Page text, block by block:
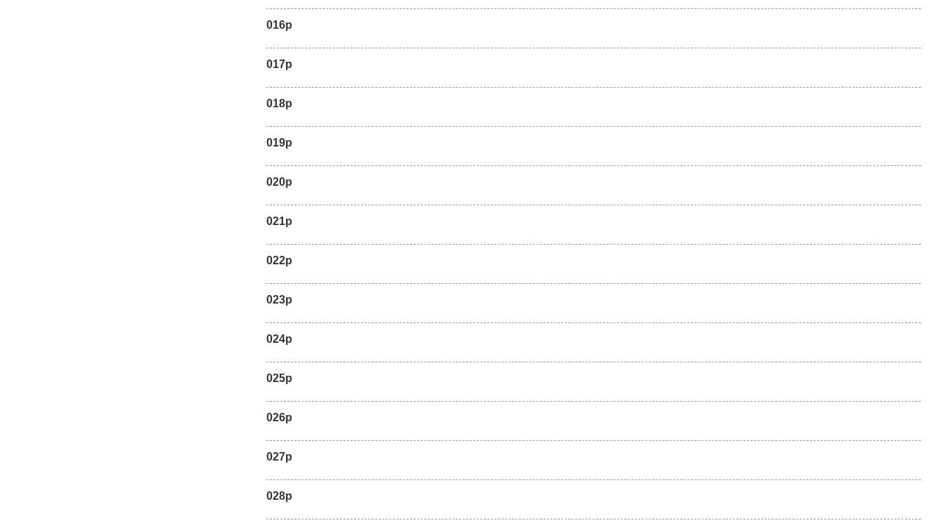
016p
017p
018p
019p
020p
021p
022p
023p
024p
025p
026p
027p
028p